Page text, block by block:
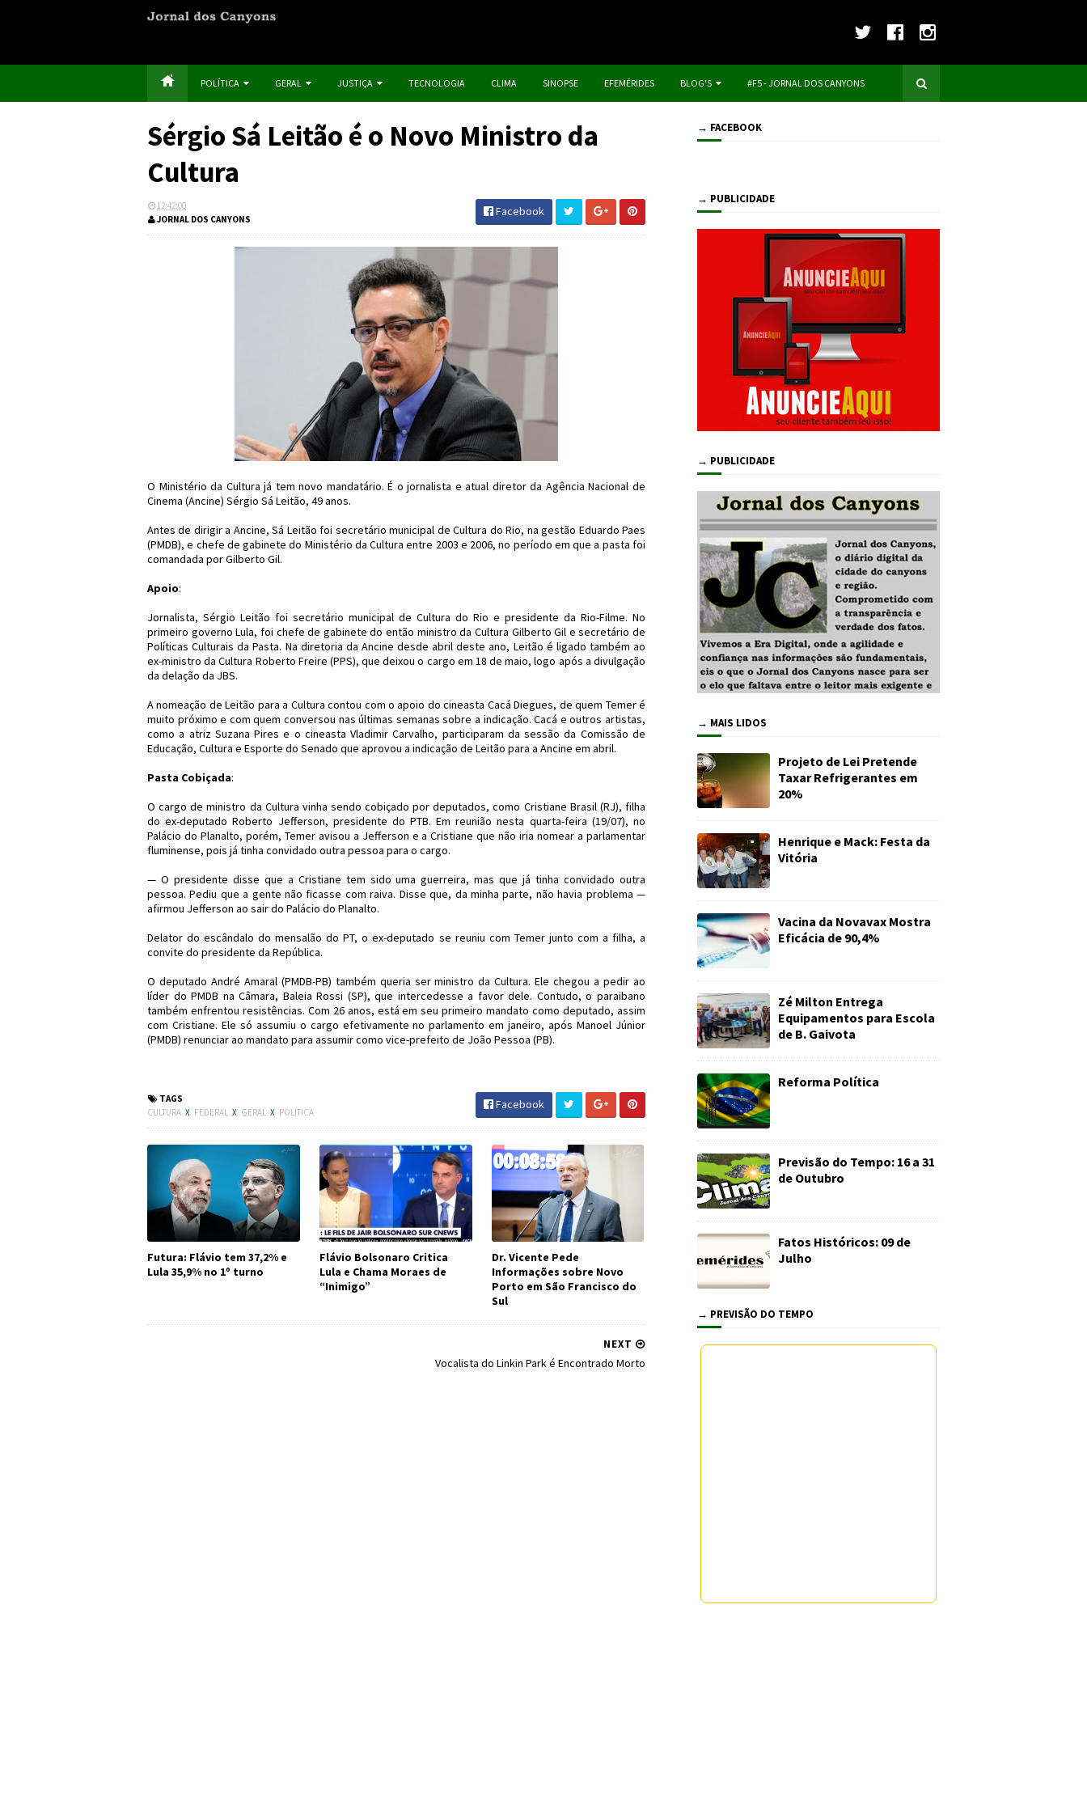
POLÍTICA GERAL JUSTIÇA TECNOLOGIA CLIMA SINOPSE EFEMÉRIDES BLOG'S #F5 - JORNAL DOS CANYONS
Sérgio Sá Leitão é o Novo Ministro da
Cultura
12:42:00
JORNAL DOS CANYONS
Facebook
O Ministério da Cultura já tem novo mandatário. É o jornalista e atual diretor da Agência Nacional de
Cinema (Ancine) Sérgio Sá Leitão, 49 anos.
Antes de dirigir a Ancine, Sá Leitão foi secretário municipal de Cultura do Rio, na gestão Eduardo Paes
(PMDB), e chefe de gabinete do Ministério da Cultura entre 2003 e 2006, no período em que a pasta foi
comandada por Gilberto Gil.
Apoio:
Jornalista, Sérgio Leitão foi secretário municipal de Cultura do Rio e presidente da Rio-Filme. No
primeiro governo Lula, foi chefe de gabinete do então ministro da Cultura Gilberto Gil e secretário de
Políticas Culturais da Pasta. Na diretoria da Ancine desde abril deste ano, Leitão é ligado também ao
ex-ministro da Cultura Roberto Freire (PPS), que deixou o cargo em 18 de maio, logo após a divulgação
da delação da JBS.
A nomeação de Leitão para a Cultura contou com o apoio do cineasta Cacá Diegues, de quem Temer é
muito próximo e com quem conversou nas últimas semanas sobre a indicação. Cacá e outros artistas,
como a atriz Suzana Pires e o cineasta Vladimir Carvalho, participaram da sessão da Comissão de
Educação, Cultura e Esporte do Senado que aprovou a indicação de Leitão para a Ancine em abril.
Pasta Cobiçada:
O cargo de ministro da Cultura vinha sendo cobiçado por deputados, como Cristiane Brasil (RJ), filha
do ex-deputado Roberto Jefferson, presidente do PTB. Em reunião nesta quarta-feira (19/07), no
Palácio do Planalto, porém, Temer avisou a Jefferson e a Cristiane que não iria nomear a parlamentar
fluminense, pois já tinha convidado outra pessoa para o cargo.
— O presidente disse que a Cristiane tem sido uma guerreira, mas que já tinha convidado outra
pessoa. Pediu que a gente não ficasse com raiva. Disse que, da minha parte, não havia problema —
afirmou Jefferson ao sair do Palácio do Planalto.
Delator do escândalo do mensalão do PT, o ex-deputado se reuniu com Temer junto com a filha, a
convite do presidente da República.
O deputado André Amaral (PMDB-PB) também queria ser ministro da Cultura. Ele chegou a pedir ao
líder do PMDB na Câmara, Baleia Rossi (SP), que intercedesse a favor dele. Contudo, o paraibano
também enfrentou resistências. Com 26 anos, está em seu primeiro mandato como deputado, assim
com Cristiane. Ele só assumiu o cargo efetivamente no parlamento em janeiro, após Manoel Júnior
(PMDB) renunciar ao mandato para assumir como vice-prefeito de João Pessoa (PB).
TAGS
CULTURA X FEDERAL X GERAL X POLÍTICA
Facebook
Futura: Flávio tem 37,2% e
Lula 35,9% no 1º turno
Flávio Bolsonaro Critica
Lula e Chama Moraes de
“Inimigo”
Dr. Vicente Pede
Informações sobre Novo
Porto em São Francisco do
Sul
NEXT
Vocalista do Linkin Park é Encontrado Morto
→ FACEBOOK
→ PUBLICIDADE
→ PUBLICIDADE
→ MAIS LIDOS
Projeto de Lei Pretende
Taxar Refrigerantes em
20%
Henrique e Mack: Festa da
Vitória
Vacina da Novavax Mostra
Eficácia de 90,4%
Zé Milton Entrega
Equipamentos para Escola
de B. Gaivota
Reforma Política
Previsão do Tempo: 16 a 31
de Outubro
Fatos Históricos: 09 de
Julho
→ PREVISÃO DO TEMPO